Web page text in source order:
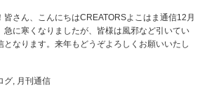
さん、こんにちはCREATORSよこはま通信12月
急に寒くなりましたが、皆様は風邪など引いてい
となります。来年もどうぞよろしくお願いいたし
グ, 月刊通信